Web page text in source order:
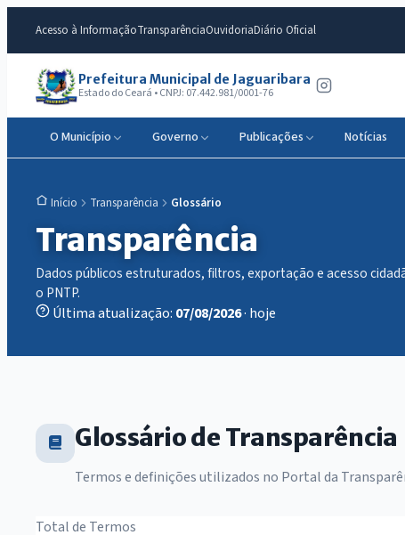
Acesso à InformaçãoTransparênciaOuvidoriaDiário Oficial
Prefeitura Municipal de Jaguaribara
Estado do Ceará • CNPJ: 07.442.981/0001-76
O Município Governo Publicações Notícias
Início Transparência Glossário
Transparência
Dados públicos estruturados, filtros, exportação e acesso
o PNTP.
Última atualização: 07/08/2026· hoje
Glossário de Transparência
Termos e definições utilizados no Portal da
Total de Termos